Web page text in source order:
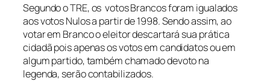
Segundo o TRE, os votos Brancos foram igualados
aos votos Nulos a partir de 1998. Sendo assim, ao
votar em Branco o eleitor descartará sua prática
cidadã pois apenas os votos em candidatos ou em
algum partido, também chamado devoto na
legenda, serão contabilizados.